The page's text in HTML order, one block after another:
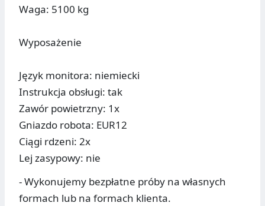
Waga: 5100 kg
Wyposażenie
Język monitora: niemiecki
Instrukcja obsługi: tak
Zawór powietrzny: 1x
Gniazdo robota: EUR12
Ciągi rdzeni: 2x
Lej zasypowy: nie
- Wykonujemy bezpłatne próby na własnych
formach lub na formach klienta.